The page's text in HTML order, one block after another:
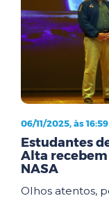
06/11/2025, às 16:59
Estudantes
Alta
NASA
Olhos atentos,